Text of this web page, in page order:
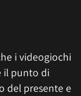
i videogiochi
il punto di
del presente e